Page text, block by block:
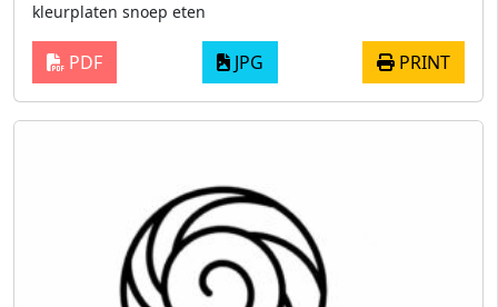
kleurplaten snoep eten
PDF JPG PRINT